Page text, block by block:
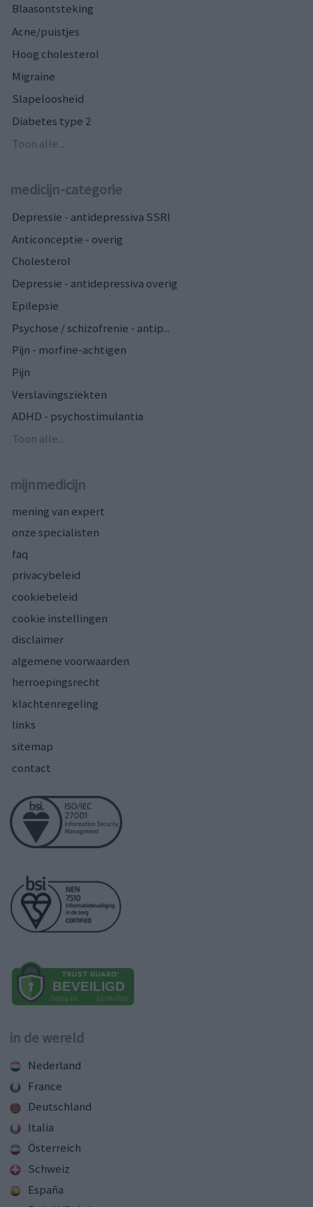
Blaasontsteking
Acne/puistjes
Hoog cholesterol
Migraine
Slapeloosheid
Diabetes type 2
Toon alle...
medicijn-categorie
Depressie - antidepressiva SSRI
Anticonceptie - overig
Cholesterol
Depressie - antidepressiva overig
Epilepsie
Psychose / schizofrenie - antip...
Pijn - morfine-achtigen
Pijn
Verslavingsziekten
ADHD - psychostimulantia
Toon alle...
mijnmedicijn
mening van expert
onze specialisten
faq
privacybeleid
cookiebeleid
cookie instellingen
disclaimer
algemene voorwaarden
herroepingsrecht
klachtenregeling
links
sitemap
contact
in de wereld
Nederland
France
Deutschland
Italia
Österreich
Schweiz
España